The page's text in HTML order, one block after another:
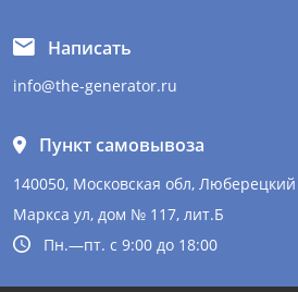
Написать
info@the-generator.ru
Пункт самовывоза
140050, Московская обл,
Маркса ул, дом № 117, лит.Б
Пн.—пт. с 9:00 до 18:00